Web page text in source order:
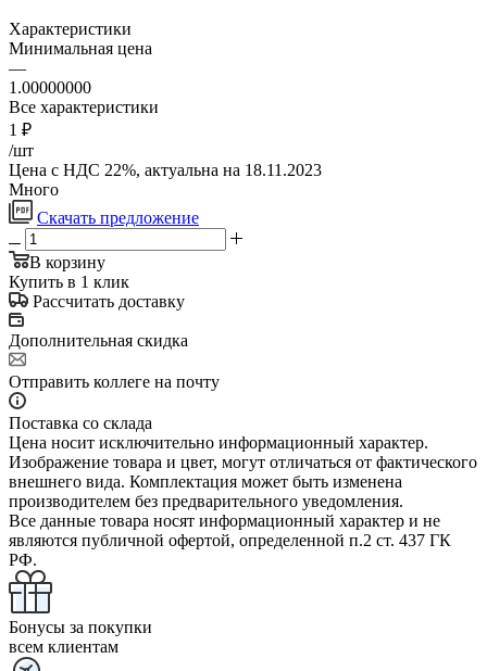
Характеристики
Минимальная цена
—
1.00000000
Все характеристики
1 ₽
/шт
Цена с НДС 22%, актуальна на 18.11.2023
Много
Скачать предложение
В корзину
Купить в 1 клик
Рассчитать доставку
Дополнительная скидка
Отправить коллеге на почту
Поставка со склада
Цена носит исключительно информационный характер.
Изображение товара и цвет, могут отличаться от фактического
внешнего вида. Комплектация может быть изменена
производителем без предварительного уведомления.
Все данные товара носят информационный характер и не
являются публичной офертой, определенной п.2 ст. 437 ГК
РФ.
Бонусы за покупки
всем клиентам